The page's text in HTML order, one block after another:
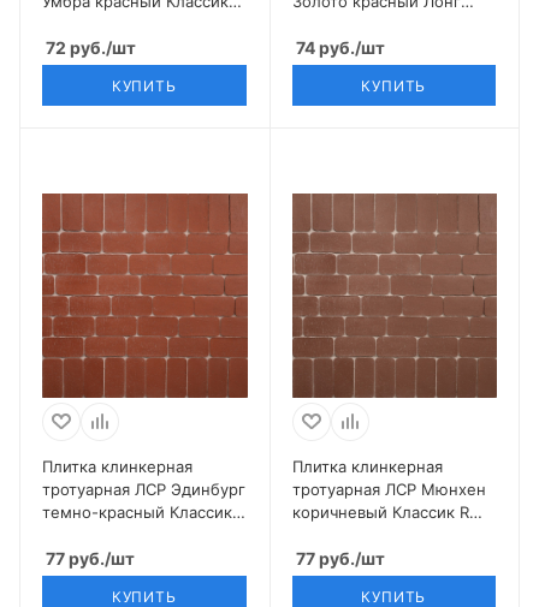
72 руб./шт
КУПИТЬ
74руб./шт
КУПИТЬ
Плитка клинкерная
тротуарная ЛСР Эдинбург
темно-красный Классик R
77руб./шт
КУПИТЬ
Плитка клинкерная
тротуарная ЛСР Мюнхен
коричневый Классик R
77руб./шт
КУПИТЬ